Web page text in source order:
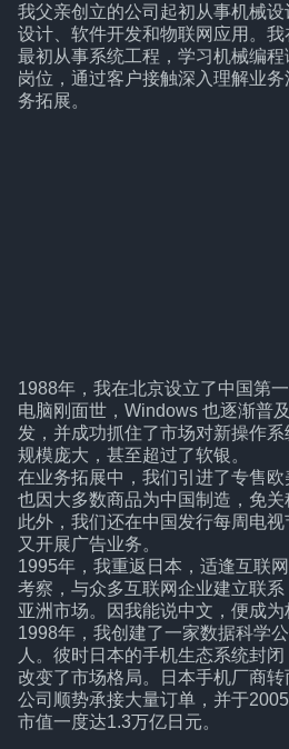
我父亲创立的公司起初从事机械
设计、软件开发和物联网应用。我
最初从事系统工程，学习机械编
岗位，通过客户接触深入理解业
务拓展。
1988年，我在北京设立了中国第
电脑刚面世，Windows 也逐渐普
发，并成功抓住了市场对新操作
规模庞大，甚至超过了软银。
在业务拓展中，我们引进了专售欧
也因大多数商品为中国制造，免关
此外，我们还在中国发行每周电
又开展广告业务。
1995年，我重返日本，适逢互联
考察，与众多互联网企业建立联
亚洲市场。因我能说中文，便成为
1998年，我创建了一家数据科学
人。彼时日本的手机生态系统封
改变了市场格局。日本手机厂商
公司顺势承接大量订单，并于
市值一度达1.3万亿日元。